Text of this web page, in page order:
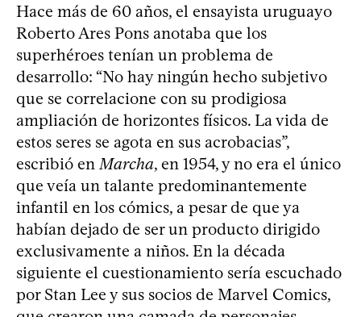
Hace más de 60 años, el ensayista uruguayo
Roberto Ares Pons anotaba que los
superhéroes tenían un problema de
desarrollo: “No hay ningún hecho subjetivo
que se correlacione con su prodigiosa
ampliación de horizontes físicos. La vida de
estos seres se agota en sus acrobacias”,
escribió enMarcha, en 1954, y no era el único
que veía un talante predominantemente
infantil en los cómics, a pesar de que ya
habían dejado de ser un producto dirigido
exclusivamente a niños. En la década
siguiente el cuestionamiento sería escuchado
por Stan Lee y sus socios de Marvel Comics,